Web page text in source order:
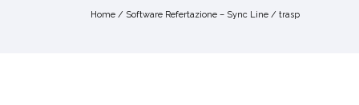
Home / Software Refertazione – Sync Line / trasp